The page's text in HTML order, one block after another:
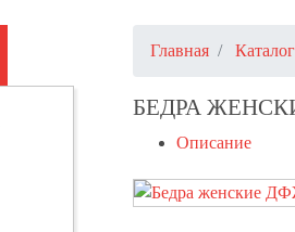
Главная Каталог
БЕДРА
Описание